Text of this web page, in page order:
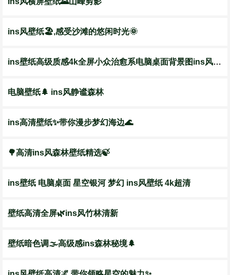
ins风壁纸🏖️,感受沙滩的悠闲时光🌞
ins壁纸高级质感4k全屏小众治愈系电脑桌面背景图ins风简约高清
电脑壁纸🌲 ins风静谧森林
ins高清壁纸✨带你漫步梦幻海边🌊
🌳高清ins风森林壁纸精选🍃
ins壁纸 电脑桌面 星空银河 梦幻 ins风壁纸 4k超清
壁纸高清全屏🌿ins风竹林清新
壁纸暗色调🌫高级感ins森林秘境🌲